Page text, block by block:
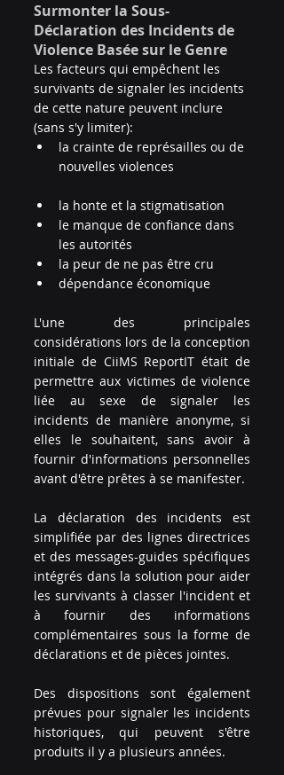
Surmonter la Sous-
Déclaration des Incidents de
Violence Basée sur le Genre
Les facteurs qui empêchent les
survivants de signaler les incidents
de cette nature peuvent inclure
(sans s'y limiter):
la crainte de représailles ou de
nouvelles violences
la honte et la stigmatisation
le manque de confiance dans
les autorités
la peur de ne pas être cru
dépendance économique
L'une des principales
considérations lors de la conception
initiale de CiiMS ReportIT était de
permettre aux victimes de violence
liée au sexe de signaler les
incidents de manière anonyme, si
elles le souhaitent, sans avoir à
fournir d'informations personnelles
avant d'être prêtes à se manifester.
La déclaration des incidents est
simplifiée par des lignes directrices
et des messages-guides spécifiques
intégrés dans la solution pour aider
les survivants à classer l'incident et
à fournir des informations
complémentaires sous la forme de
déclarations et de pièces jointes.
Des dispositions sont également
prévues pour signaler les incidents
historiques, qui peuvent s'être
produits il y a plusieurs années.